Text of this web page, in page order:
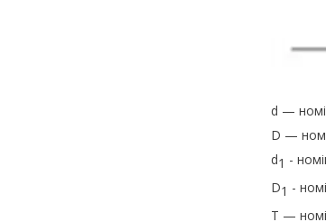
d —
D —
d1 -
D1 -
T —